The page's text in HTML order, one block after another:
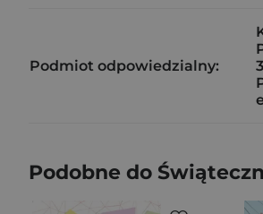
Podmiot odpowiedzialny:
Podobne do